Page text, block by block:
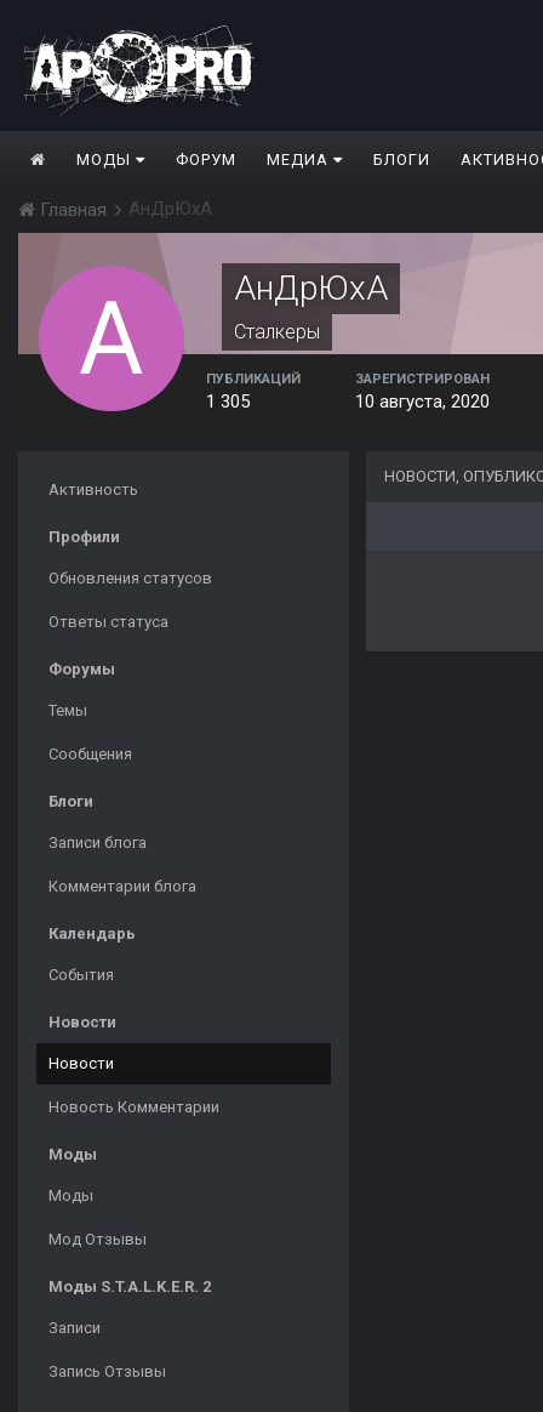
МОДЫ ФОРУМ МЕДИА БЛОГИ
Главная АнДрЮхА
АнДрЮхА
Сталкеры
ПУБЛИКАЦИЙ
1 305
ЗАРЕГИСТРИРОВАН
10 августа, 2020
Активность
Профили
Обновления статусов
Ответы статуса
Форумы
Темы
Сообщения
Блоги
Записи блога
Комментарии блога
Календарь
События
Новости
Новости
Новость Комментарии
Моды
Моды
Мод Отзывы
Моды S.T.A.L.K.E.R. 2
Записи
Запись Отзывы
НОВОСТИ,